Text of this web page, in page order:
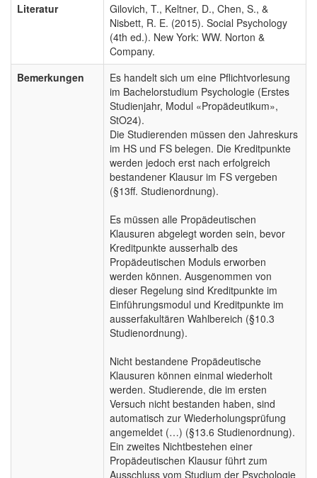
Literatur
Gilovich, T., Keltner, D., Chen, S., &
Nisbett, R. E. (2015). Social Psychology
(4th ed.). New York: WW. Norton &
Company.
Bemerkungen
Es handelt sich um eine Pflichtvorlesung
im Bachelorstudium Psychologie (Erstes
Studienjahr, Modul «Propädeutikum»,
StO24).
Die Studierenden müssen den Jahreskurs
im HS und FS belegen. Die Kreditpunkte
werden jedoch erst nach erfolgreich
bestandener Klausur im FS vergeben
(§13ff. Studienordnung).
Es müssen alle Propädeutischen
Klausuren abgelegt worden sein, bevor
Kreditpunkte ausserhalb des
Propädeutischen Moduls erworben
werden können. Ausgenommen von
dieser Regelung sind Kreditpunkte im
Einführungsmodul und Kreditpunkte im
ausserfakultären Wahlbereich (§10.3
Studienordnung).
Nicht bestandene Propädeutische
Klausuren können einmal wiederholt
werden. Studierende, die im ersten
Versuch nicht bestanden haben, sind
automatisch zur Wiederholungsprüfung
angemeldet (…) (§13.6 Studienordnung).
Ein zweites Nichtbestehen einer
Propädeutischen Klausur führt zum
Ausschluss vom Studium der Psychologie